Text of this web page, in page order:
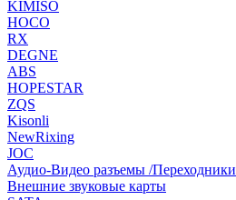
KIMISO
HOCO
RX
DEGNE
ABS
HOPESTAR
ZQS
Kisonli
NewRixing
JOC
Аудио-Видео разъемы /Переходники
Внешние звуковые карты